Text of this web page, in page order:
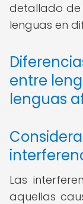
detallado de
lenguas en
entre
lenguas
Las
aquellas